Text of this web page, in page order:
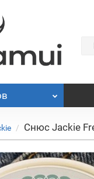
Снюс Jackie